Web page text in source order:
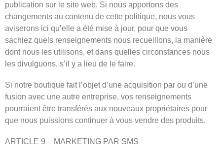
publication sur le site web. Si nous apportons des
changements au contenu de cette politique, nous vous
aviserons ici qu’elle a été mise à jour, pour que vous
sachiez quels renseignements nous recueillons, la manière
dont nous les utilisons, et dans quelles circonstances nous
les divulguons, s’il y a lieu de le faire.
Si notre boutique fait l’objet d’une acquisition par ou d’une
fusion avec une autre entreprise, vos renseignements
pourraient être transférés aux nouveaux propriétaires pour
que nous puissions continuer à vous vendre des produits.
ARTICLE 9 – MARKETING PAR SMS